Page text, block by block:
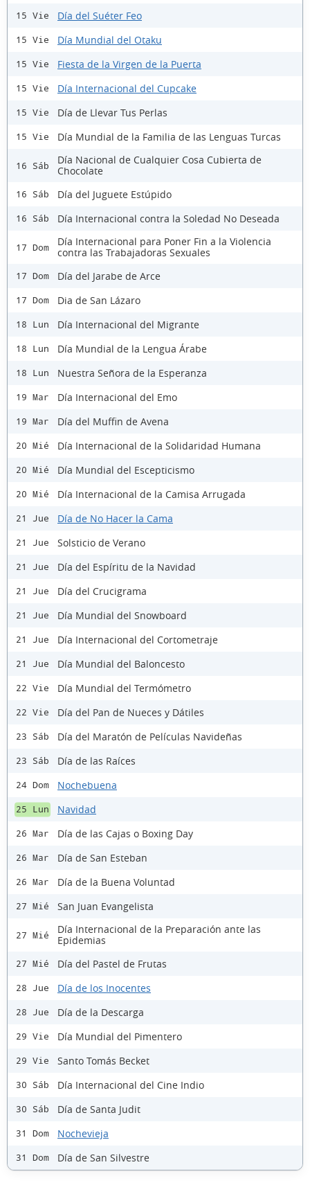
15 Vie Día del Suéter Feo
15 Vie Día Mundial del Otaku
15 Vie Fiesta de la Virgen de la Puerta
15 Vie Día Internacional del Cupcake
15 Vie Día de Llevar Tus Perlas
15 Vie Día Mundial de la Familia de las Lenguas Turcas
16 Sáb
Día Nacional de Cualquier Cosa Cubierta de
Chocolate
16 Sáb Día del Juguete Estúpido
16 Sáb Día Internacional contra la Soledad No Deseada
17 Dom
Día Internacional para Poner Fin a la Violencia
contra las Trabajadoras Sexuales
17 Dom Día del Jarabe de Arce
17 Dom Dia de San Lázaro
18 Lun Día Internacional del Migrante
18 Lun Día Mundial de la Lengua Árabe
18 Lun Nuestra Señora de la Esperanza
19 Mar Día Internacional del Emo
19 Mar Día del Muffin de Avena
20 Mié Día Internacional de la Solidaridad Humana
20 Mié Día Mundial del Escepticismo
20 Mié Día Internacional de la Camisa Arrugada
21 Jue Día de No Hacer la Cama
21 Jue Solsticio de Verano
21 Jue Día del Espíritu de la Navidad
21 Jue Día del Crucigrama
21 Jue Día Mundial del Snowboard
21 Jue Día Internacional del Cortometraje
21 Jue Día Mundial del Baloncesto
22 Vie Día Mundial del Termómetro
22 Vie Día del Pan de Nueces y Dátiles
23 Sáb Día del Maratón de Películas Navideñas
23 Sáb Día de las Raíces
24 Dom Nochebuena
25 Lun Navidad
26 Mar Día de las Cajas o Boxing Day
26 Mar Día de San Esteban
26 Mar Día de la Buena Voluntad
27 Mié San Juan Evangelista
27 Mié
Día Internacional de la Preparación ante las
Epidemias
27 Mié Día del Pastel de Frutas
28 Jue Día de los Inocentes
28 Jue Día de la Descarga
29 Vie Día Mundial del Pimentero
29 Vie Santo Tomás Becket
30 Sáb Día Internacional del Cine Indio
30 Sáb Día de Santa Judit
31 Dom Nochevieja
31 Dom Día de San Silvestre